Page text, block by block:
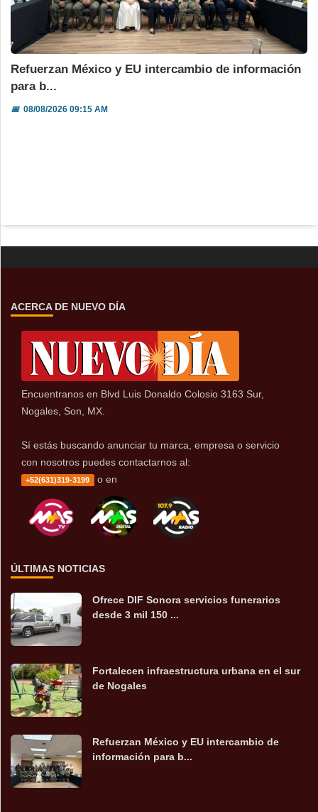
Refuerzan México y EU intercambio de información
para b...
📅08/08/2026 09:15 AM
ACERCA DE NUEVO DÍA
Encuentranos en Blvd Luis Donaldo Colosio 3163 Sur,
Nogales, Son, MX.
Sí estás buscando anunciar tu marca, empresa o servicio
con nosotros puedes contactarnos al:
+52(631)319-3199 o en
ÚLTIMAS NOTICIAS
Ofrece DIF Sonora servicios funerarios
desde 3 mil 150 ...
Fortalecen infraestructura urbana en el sur
de Nogales
Refuerzan México y EU intercambio de
información para b...